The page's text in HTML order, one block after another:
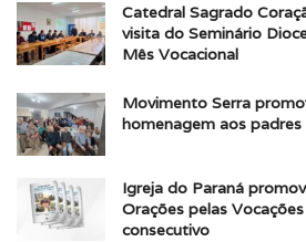
Catedral Sagrado
visita do Seminário
Mês Vocacional
Movimento Serra
homenagem aos
Igreja do Paraná
Orações pelas
consecutivo